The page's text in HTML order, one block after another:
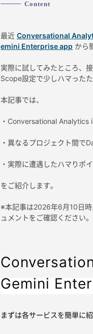
Content
最近 Conversational
emini Enterprise app から
実際に試してみたところ、
Scope設定で少しハマった
本記事では、
・Conversational
・異なるプロジェクト間で
・実際に遭遇したハマりポ
をご紹介します。
※本記事は2026年6月10日
ュメントをご確認ください。
Gemini
まずは各サービスを簡単に紹